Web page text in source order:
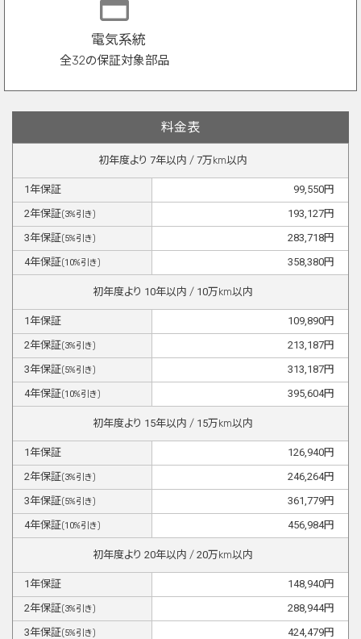
電気系統
全32の保証対象部品
料金表
初年度より 7年以内 / 7万km以内
1年保証 99,550円
2年保証(3%引き) 193,127円
3年保証(5%引き) 283,718円
4年保証(10%引き) 358,380円
初年度より 10年以内 / 10万km以内
1年保証 109,890円
2年保証(3%引き) 213,187円
3年保証(5%引き) 313,187円
4年保証(10%引き) 395,604円
初年度より 15年以内 / 15万km以内
1年保証 126,940円
2年保証(3%引き) 246,264円
3年保証(5%引き) 361,779円
4年保証(10%引き) 456,984円
初年度より 20年以内 / 20万km以内
1年保証 148,940円
2年保証(3%引き) 288,944円
3年保証(5%引き) 424,479円